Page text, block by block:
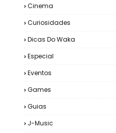
Cinema
Curiosidades
Dicas Do Waka
Especial
Eventos
Games
Guias
J-Music